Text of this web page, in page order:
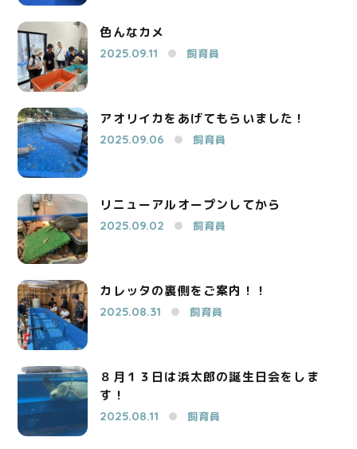
色んなカメ
2025.09.11 飼育員
アオリイカをあげてもらいました！
2025.09.06 飼育員
リニューアルオープンしてから
2025.09.02 飼育員
カレッタの裏側をご案内！！
2025.08.31 飼育員
８月１３日は浜太郎の誕生日会をしま
す！
2025.08.11 飼育員